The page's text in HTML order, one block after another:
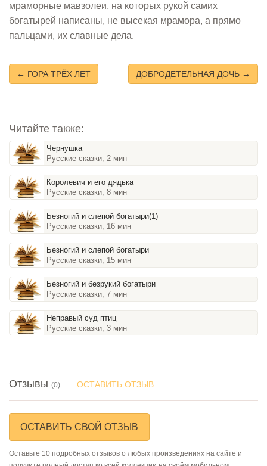
мраморные мавзолеи, на которых рукой самих
богатырей написаны, не высекая мрамора, а прямо
пальцами, их славные дела.
← ГОРА ТРЁХ ЛЕТ ДОБРОДЕТЕЛЬНАЯ ДОЧЬ →
Читайте также:
Чернушка
Русские сказки, 2 мин
Королевич и его дядька
Русские сказки, 8 мин
Безногий и слепой богатыри(1)
Русские сказки, 16 мин
Безногий и слепой богатыри
Русские сказки, 15 мин
Безногий и безрукий богатыри
Русские сказки, 7 мин
Неправый суд птиц
Русские сказки, 3 мин
Отзывы (0) ОСТАВИТЬ ОТЗЫВ
ОСТАВИТЬ СВОЙ ОТЗЫВ
Оставьте 10 подробных отзывов о любых произведениях на сайте и